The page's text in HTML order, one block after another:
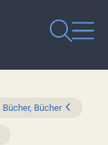
Bücher, Bücher